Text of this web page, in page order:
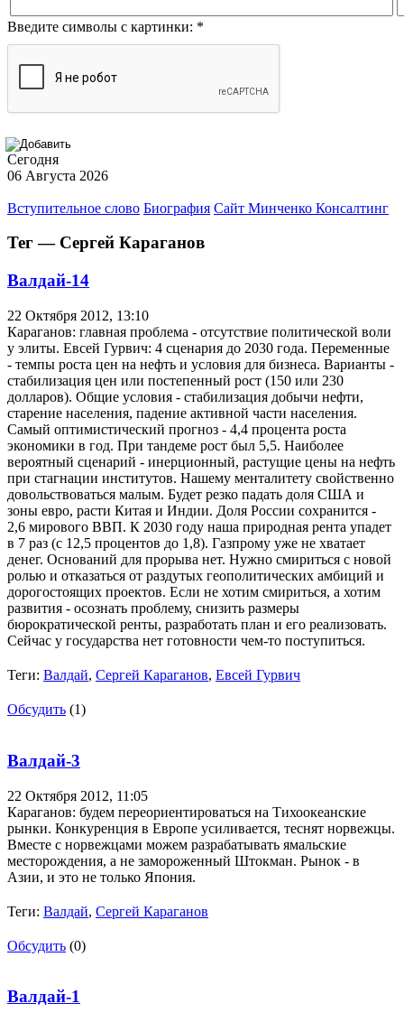
Введите символы с картинки: *
Сегодня
06 Августа 2026
Вступительное слово Биография Сайт Минченко Консалтинг
Тег — Сергей Караганов
Валдай-14
22 Октября 2012, 13:10
Караганов: главная проблема - отсутствие политической воли
у элиты. Евсей Гурвич: 4 сценария до 2030 года. Переменные
- темпы роста цен на нефть и условия для бизнеса. Варианты -
стабилизация цен или постепенный рост (150 или 230
долларов). Общие условия - стабилизация добычи нефти,
старение населения, падение активной части населения.
Самый оптимистический прогноз - 4,4 процента роста
экономики в год. При тандеме рост был 5,5. Наиболее
вероятный сценарий - инерционный, растущие цены на нефть
при стагнации институтов. Нашему менталитету свойственно
довольствоваться малым. Будет резко падать доля США и
зоны евро, расти Китая и Индии. Доля России сохранится -
2,6 мирового ВВП. К 2030 году наша природная рента упадет
в 7 раз (с 12,5 процентов до 1,8). Газпрому уже не хватает
денег. Оснований для прорыва нет. Нужно смириться с новой
ролью и отказаться от раздутых геополитических амбиций и
дорогостоящих проектов. Если не хотим смириться, а хотим
развития - осознать проблему, снизить размеры
бюрократической ренты, разработать план и его реализовать.
Сейчас у государства нет готовности чем-то поступиться.
Теги: Валдай, Сергей Караганов, Евсей Гурвич
Обсудить (1)
Валдай-3
22 Октября 2012, 11:05
Караганов: будем переориентироваться на Тихоокеанские
рынки. Конкуренция в Европе усиливается, теснят норвежцы.
Вместе с норвежцами можем разрабатывать ямальские
месторождения, а не замороженный Штокман. Рынок - в
Азии, и это не только Япония.
Теги: Валдай, Сергей Караганов
Обсудить (0)
Валдай-1